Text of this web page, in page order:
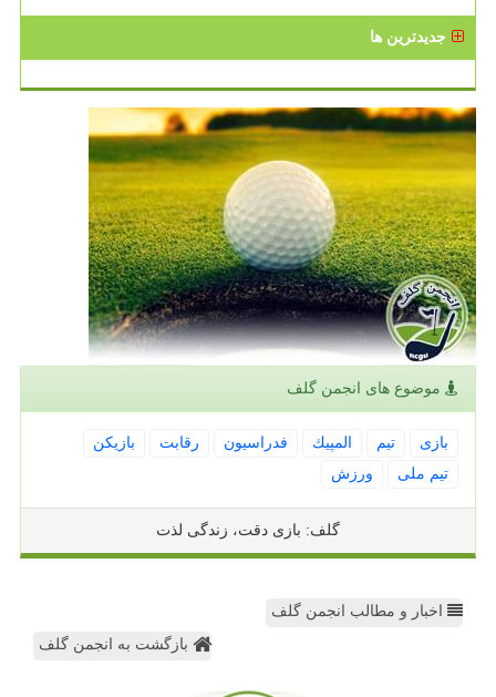
جدیدترین ها
موضوع های انجمن گلف
بازی تیم المپیك فدراسیون رقابت
بازیكن
تیم ملی
ورزش
گلف: بازی دقت، زندگی لذت
اخبار و مطالب انجمن گلف
بازگشت به انجمن گلف